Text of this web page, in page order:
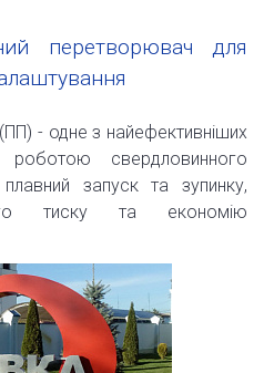
перетворювач для
- одне з найефективніших
свердловинного
запуск та зупинку,
тиску та економію